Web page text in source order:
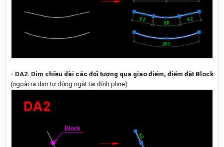
- DA2: Dim chiều dài các đối tượng qua giao điểm, điểm đặt Block
(ngoài ra dim tự động ngắt tại đỉnh pline)